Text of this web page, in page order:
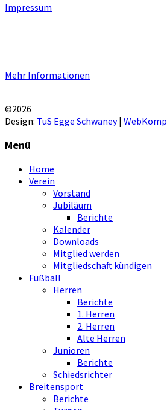
Impressum
Mehr Informationen
©2026
Design: TuS Egge Schwaney| WebKomp
Menü
Home
Verein
Vorstand
Jubiläum
Berichte
Kalender
Downloads
Mitglied werden
Mitgliedschaft kündigen
Fußball
Herren
Berichte
1. Herren
2. Herren
Alte Herren
Junioren
Berichte
Schiedsrichter
Breitensport
Berichte